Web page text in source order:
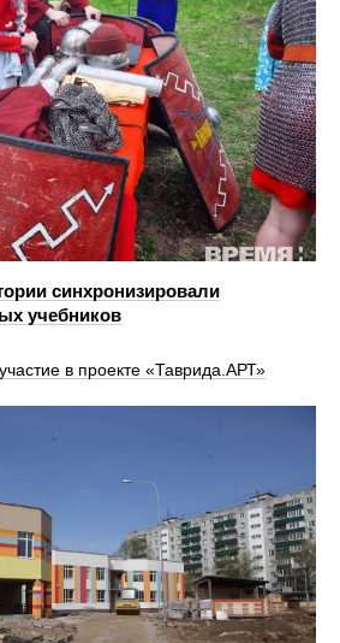
синхронизировали
учебников
в проекте «Таврида.АРТ»